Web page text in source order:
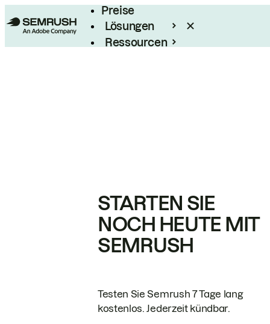
Preise
Lösungen
Ressourcen
STARTEN SIE
NOCH HEUTE MIT
SEMRUSH
Testen Sie Semrush 7 Tage lang
kostenlos. Jederzeit kündbar.